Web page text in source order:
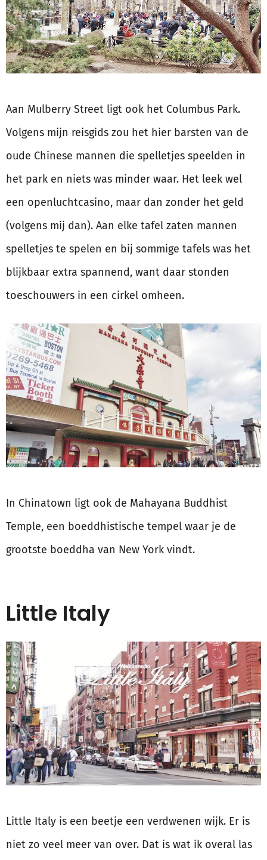
Aan Mulberry Street ligt ook het Columbus Park.
Volgens mijn reisgids zou het hier barsten van de
oude Chinese mannen die spelletjes speelden in
het park en niets was minder waar. Het leek wel
een openluchtcasino, maar dan zonder het geld
(volgens mij dan). Aan elke tafel zaten mannen
spelletjes te spelen en bij sommige tafels was het
blijkbaar extra spannend, want daar stonden
toeschouwers in een cirkel omheen.
In Chinatown ligt ook de Mahayana Buddhist
Temple, een boeddhistische tempel waar je de
grootste boeddha van New York vindt.
Little Italy
Little Italy is een beetje een verdwenen wijk. Er is
niet zo veel meer van over. Dat is wat ik overal las